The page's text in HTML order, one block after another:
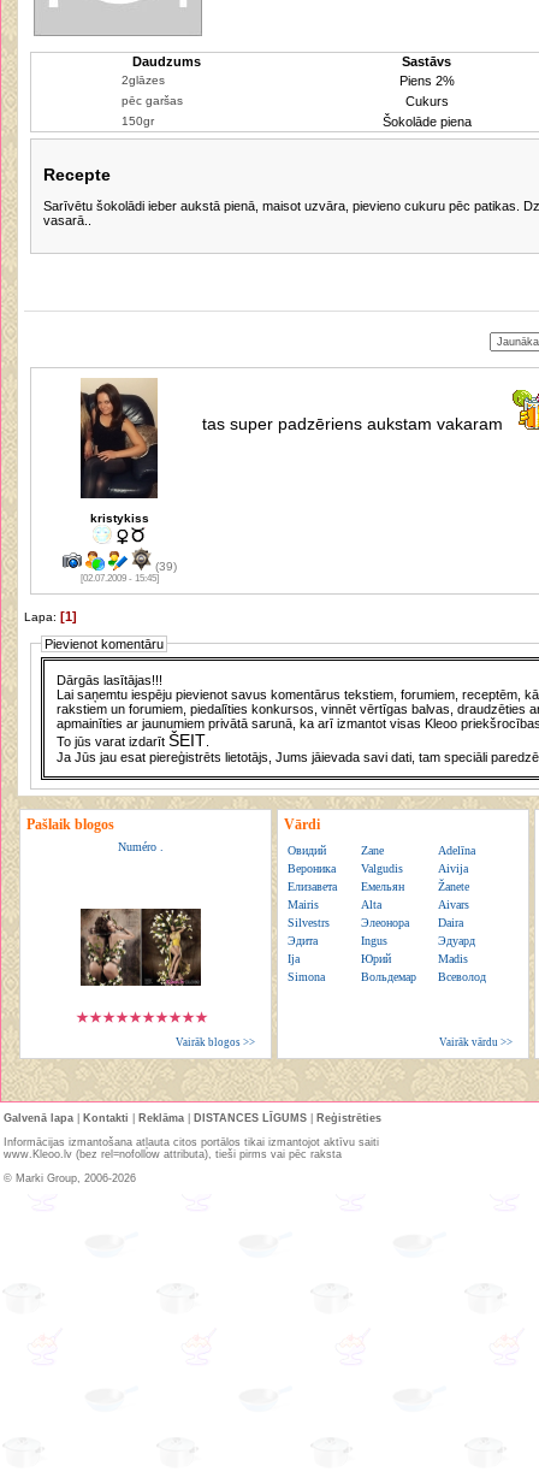
Daudzums
Sastāvs
Piens 2%
Cukurs
Šokolāde piena
Recepte
Sarīvētu šokolādi ieber aukstā pienā, maisot uzvāra, pievieno cukuru pēc patikas.
vasarā..
kristykiss
(39)
[02.07.2009 - 15:45]
tas super padzēriens aukstam vakaram
Lapa: [1]
Pievienot komentāru
Dārgās lasītājas!!!
Lai saņemtu iespēju pievienot savus komentārus tekstiem, forumiem, receptēm,
rakstiem un forumiem, piedalīties konkursos, vinnēt vērtīgas balvas, draudzēties
apmainīties ar jaunumiem privātā sarunā, ka arī izmantot visas Kleoo
To jūs varat izdarītŠEIT
Ja Jūs jau esat piereģistrēts lietotājs, Jums jāievada savi dati, tam speciāli
Pašlaik blogos
Numéro .
Vairāk blogos >>
Vārdi
Овидий Zane
Adelīna
Вероника
Valgudis
Aivija
Елизавета
Емельян
Žanete
Mairis
Alta
Aivars
Silvestrs
Элеонора
Daira
Эдита
Ingus
Эдуард
Ija
Юрий
Madis
Simona
Вольдемар Всеволод
Vairāk vārdu >>
Galvenā lapa Kontakti Reklāma DISTANCES LĪGUMS
Reģistrēties
Informācijas izmantošana atļauta citos portālos tikai izmantojot aktīvu saiti
www.Kleoo.lv (bez rel=nofollow attributa), tieši pirms vai pēc raksta
© Marki Group, 2006-2026